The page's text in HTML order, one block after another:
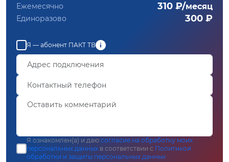
Ежемесячно 310 ₽/месяц
Единоразово 300 ₽
Я — абонент ПАКТ ТВ
Я ознакомлен(а) и даю согласие на обработку моих
персональных данных в соответствии с Политикой
обработки и защиты персональных данных